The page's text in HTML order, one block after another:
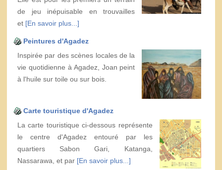
de jeu inépuisable en trouvailles
et [En savoir plus...]
Peintures d'Agadez
Inspirée par des scènes locales de la
vie quotidienne à Agadez, Joan peint
à l'huile sur toile ou sur bois.
Carte touristique d'Agadez
La carte touristique ci-dessous représente
le centre d'Agadez entouré par les
quartiers Sabon Gari, Katanga,
Nassarawa, et par [En savoir plus...]